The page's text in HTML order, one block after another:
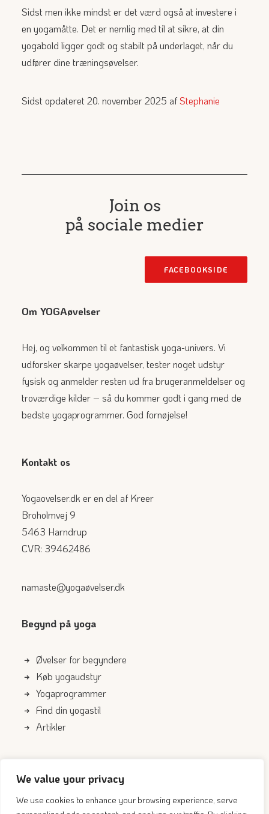
We value your privacy
We use cookies to enhance your browsing experience, serve
Sidst men ikke mindst er det værd også at investere i
en yogamåtte. Det er nemlig med til at sikre, at din
yogabold ligger godt og stabilt på underlaget, når du
udfører dine træningsøvelser.
Sidst opdateret 20. november 2025 afStephanie
Join os
på sociale medier
FACEBOOKSIDE
Om YOGAøvelser
Hej, og velkommen til et fantastisk yoga-univers. Vi
udforsker skarpe yogaøvelser, tester noget udstyr
fysisk og anmelder resten ud fra brugeranmeldelser og
troværdige kilder – så du kommer godt i gang med de
bedste yogaprogrammer. God fornøjelse!
Kontakt os
Yogaovelser.dk er en del af Kreer
Broholmvej 9
5463 Harndrup
CVR: 39462486
namaste@yogaøvelser.dk
Begynd på yoga
Øvelser for begyndere
Køb yogaudstyr
Yogaprogrammer
Find din yogastil
Artikler
Om os